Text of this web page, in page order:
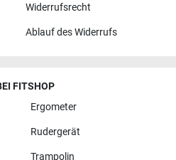
Widerrufsrecht
Ablauf des Widerrufs
FITSHOP
Ergometer
Rudergerät
Trampolin